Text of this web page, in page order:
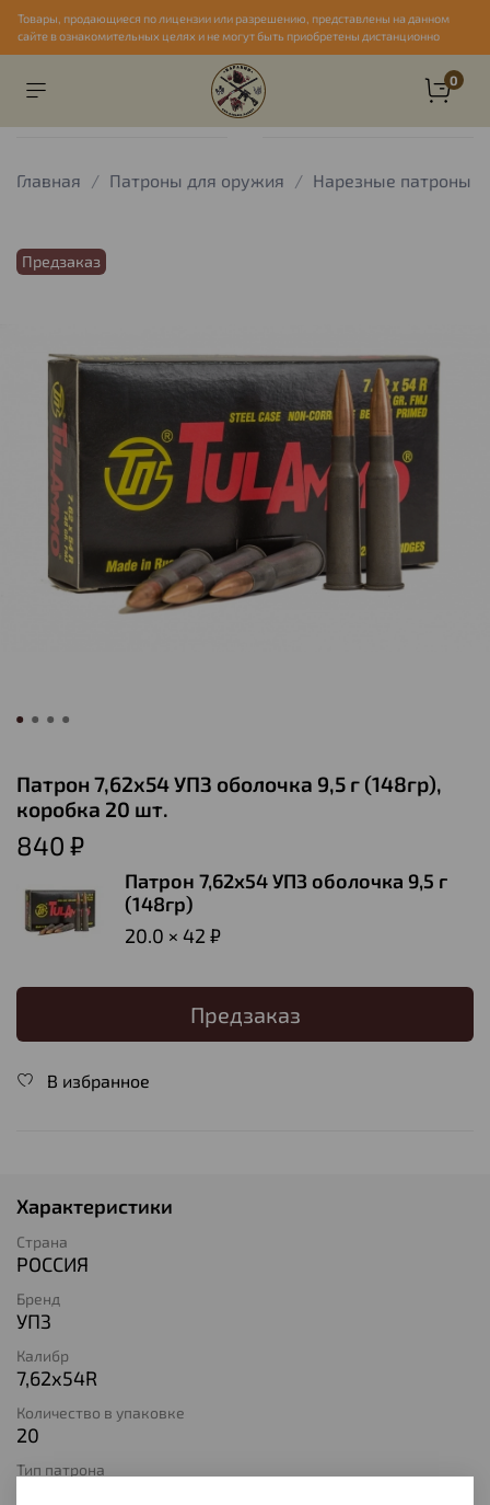
Товары, продающиеся по лицензии или разрешению, представлены на данном
сайте в ознакомительных целях и не могут быть приобретены дистанционно
0
Главная Патроны для оружия Нарезные патроны
Предзаказ
Патрон 7,62х54 УПЗ оболочка 9,5 г (148гр),
коробка 20 шт.
840 ₽
Патрон 7,62х54 УПЗ оболочка 9,5 г
(148гр)
20.0 × 42 ₽
Предзаказ
В избранное
Характеристики
Страна
РОССИЯ
Бренд
УПЗ
Калибр
7,62х54R
Количество в упаковке
20
Тип патрона